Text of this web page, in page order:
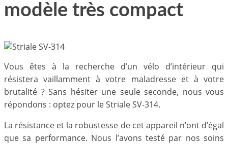
modèle très compact
Vous êtes à la recherche d’un vélo d’intérieur qui
résistera vaillamment à votre maladresse et à votre
brutalité ? Sans hésiter une seule seconde, nous vous
répondons : optez pour le Striale SV-314.
La résistance et la robustesse de cet appareil n’ont d’égal
que sa performance. Nous l’avons testé par nos soins